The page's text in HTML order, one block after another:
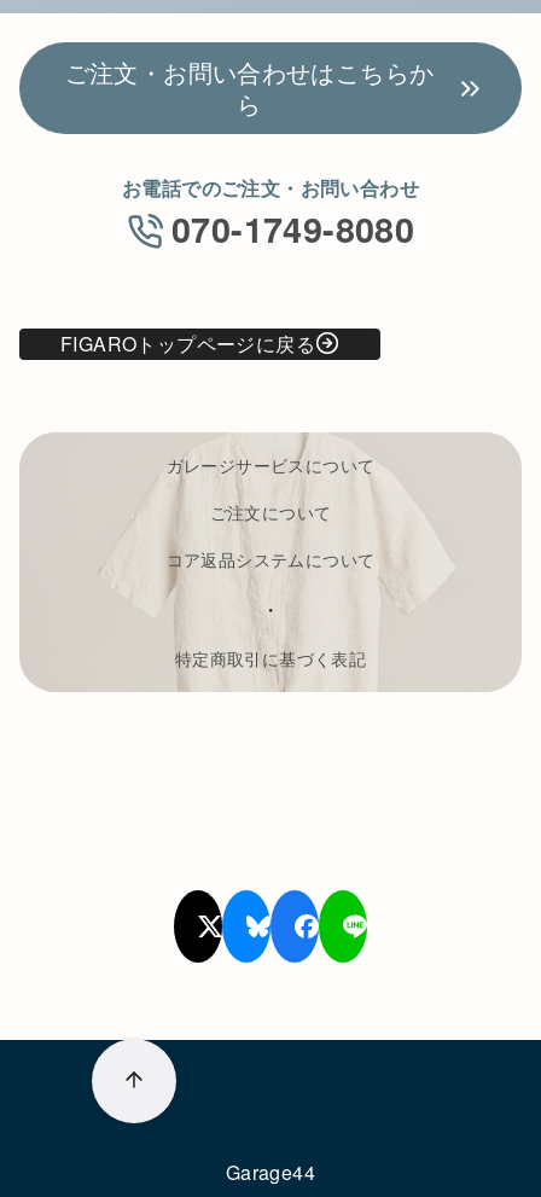
ご注文・お問い合わせはこちらか
ら
お電話でのご注文・お問い合わせ
070-1749-8080
FIGAROトップページに戻る
ガレージサービスについて
ご注文について
コア返品システムについて
・
特定商取引に基づく表記
Garage44